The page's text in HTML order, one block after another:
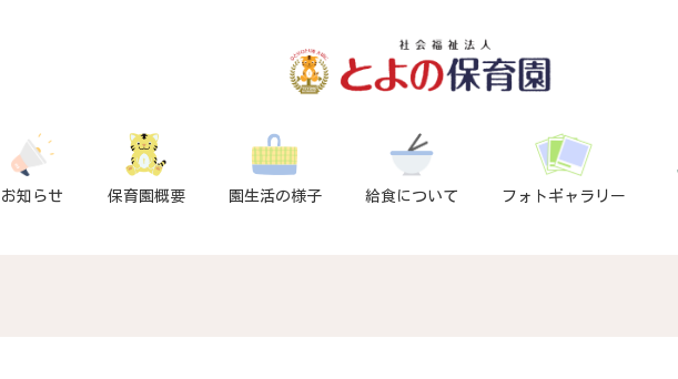
お知らせ 保育園概要 園生活の様子 給食について フォトギャラリー